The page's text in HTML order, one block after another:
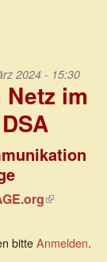
2024 - 15:30
im
(Link
bitteAnmelden.